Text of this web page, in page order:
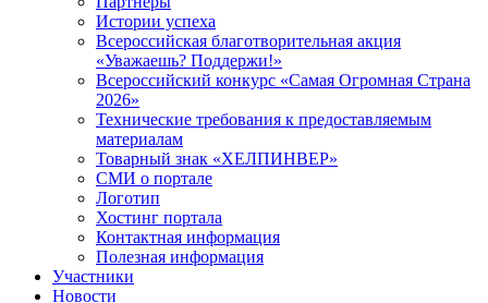
Истории успеха
Всероссийская благотворительная акция
«Уважаешь? Поддержи!»
Всероссийский конкурс «Самая Огромная Страна
2026»
Технические требования к предоставляемым
материалам
Товарный знак «ХЕЛПИНВЕР»
СМИ о портале
Логотип
Хостинг портала
Контактная информация
Полезная информация
Участники
Новости